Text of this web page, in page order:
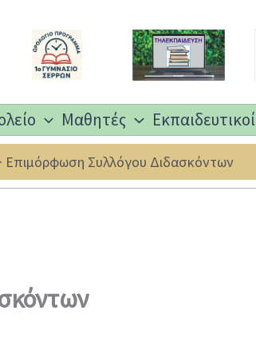
Μαθητές Εκπαιδευτικοί
Επιμόρφωση Συλλόγου Διδασκόντων